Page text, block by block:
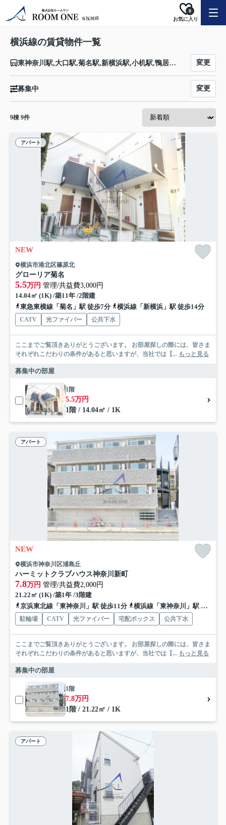
お気に入り
0
横浜線の賃貸物件一覧
東神奈川駅,大口駅,菊名駅,新横浜駅,小机駅,鴨居駅,中山駅,十日市場駅,長津田駅,成瀬駅,町田駅,古淵駅,淵野辺駅,矢部駅,相模原駅,橋本駅,相原駅,八王子みなみ野駅,片倉駅,八王子駅 変更
募集中 変更
9棟 9件
アパート
NEW
横浜市港北区篠原北
グローリア菊名
5.5万円 管理/共益費3,000円
14.04㎡ (1K) /築11年 /2階建
東急東横線「菊名」駅 徒歩7分
横浜線「新横浜」駅 徒歩14分
CATV 光ファイバー 公共下水
ここまでご覧頂きありがとうございます。 お部屋探しの際には、皆さま
それぞれこだわりの条件があると思いますが、当社では【... もっと見る
募集中の部屋
1階
5.5万円
1階 / 14.04㎡ / 1K
アパート
NEW
横浜市神奈川区浦島丘
ハーミットクラブハウス神奈川新町
7.8万円 管理/共益費2,000円
21.22㎡ (1K) /築1年 /3階建
京浜東北線「東神奈川」駅 徒歩11分
横浜線「東神奈川」駅 徒歩11分
駐輪場 CATV 光ファイバー 宅配ボックス 公共下水
ここまでご覧頂きありがとうございます。 お部屋探しの際には、皆さま
それぞれこだわりの条件があると思いますが、当社では【... もっと見る
募集中の部屋
1階
7.8万円
1階 / 21.22㎡ / 1K
アパート